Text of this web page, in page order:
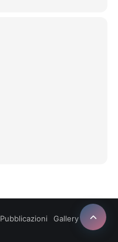
Pubblicazioni Gallery
Blog